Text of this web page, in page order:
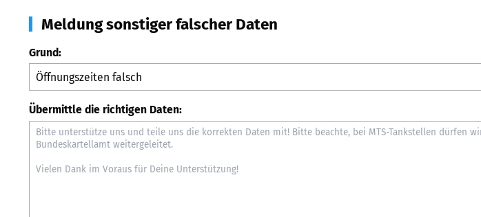
Meldung sonstiger falscher Daten
Grund:
Übermittle die richtigen Daten: